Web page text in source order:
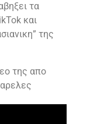
τα
και
της
της απο